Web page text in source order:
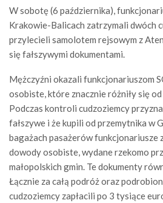
W sobotę (6 października),
Krakowie-Balicach zatrzymali dwóch
przylecieli samolotem rejsowym z
się fałszywymi dokumentami.
Mężczyźni okazali funkcjonariuszom
osobiste, które znacznie różniły się
Podczas kontroli cudzoziemcy
fałszywe i że kupili od przemytnika w
bagażach pasażerów funkcjonariusze
dowody osobiste, wydane rzekomo
małopolskich gmin. Te dokumenty
Łącznie za całą podróż oraz
cudzoziemcy zapłacili po 3 tysiące